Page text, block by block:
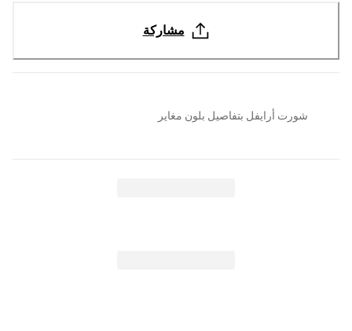
مشاركة
شورت أرايفل بتفاصيل بلون مغاير